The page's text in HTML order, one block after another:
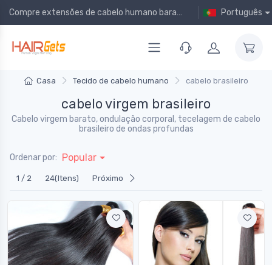
Compre extensões de cabelo humano baratas online! Português
Casa Tecido de cabelo humano cabelo brasileiro
cabelo virgem brasileiro
Cabelo virgem barato, ondulação corporal, tecelagem de cabelo
brasileiro de ondas profundas
Ordenar por: Popular
1 / 2 24(Itens) Próximo